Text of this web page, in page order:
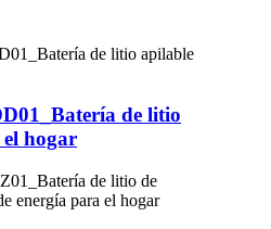
de litio
hogar